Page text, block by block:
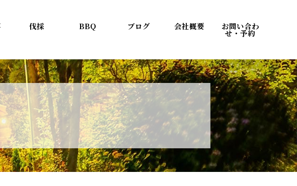
伐採 BBQ ブログ 会社概要 お問い合わ
せ・予約